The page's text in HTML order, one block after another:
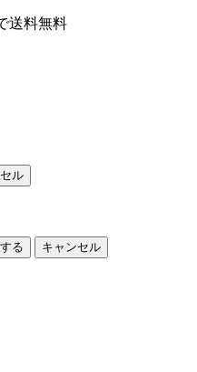
送料無料
ル
キャンセル